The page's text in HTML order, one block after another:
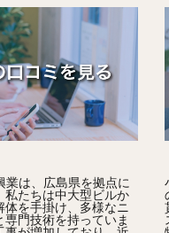
業は、広島県を拠点に
私たちは中大型ビルか
体を手掛け、多様なニ
門技術を持っていま